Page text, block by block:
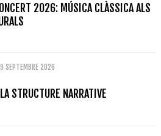
2026: MÚSICA CLÀSSICA ALS
2026
STRUCTURE NARRATIVE